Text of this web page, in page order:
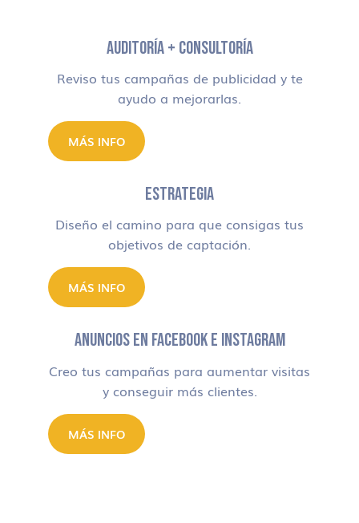
AUDITORÍA + CONSULTORÍA
Reviso tus campañas de publicidad y te
ayudo a mejorarlas.
MÁS INFO
ESTRATEGIA
Diseño el camino para que consigas tus
objetivos de captación.
MÁS INFO
ANUNCIOS EN FACEBOOK E INSTAGRAM
Creo tus campañas para aumentar visitas
y conseguir más clientes.
MÁS INFO